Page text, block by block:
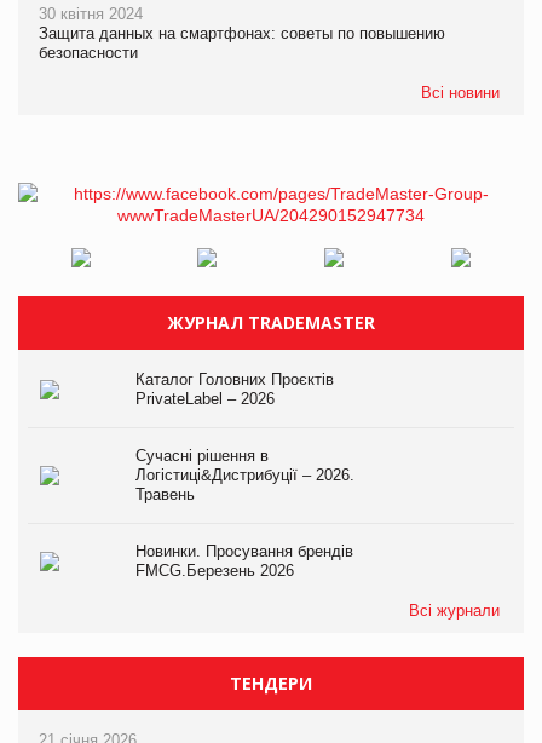
30 квітня 2024
Защита данных на смартфонах: советы по повышению
безопасности
Всі новини
ЖУРНАЛ TRADEMASTER
Каталог Головних Проєктів
PrivateLabel – 2026
Сучасні рішення в
Логістиці&Дистрибуції – 2026.
Травень
Новинки. Просування брендів
FMCG.Березень 2026
Всі журнали
ТЕНДЕРИ